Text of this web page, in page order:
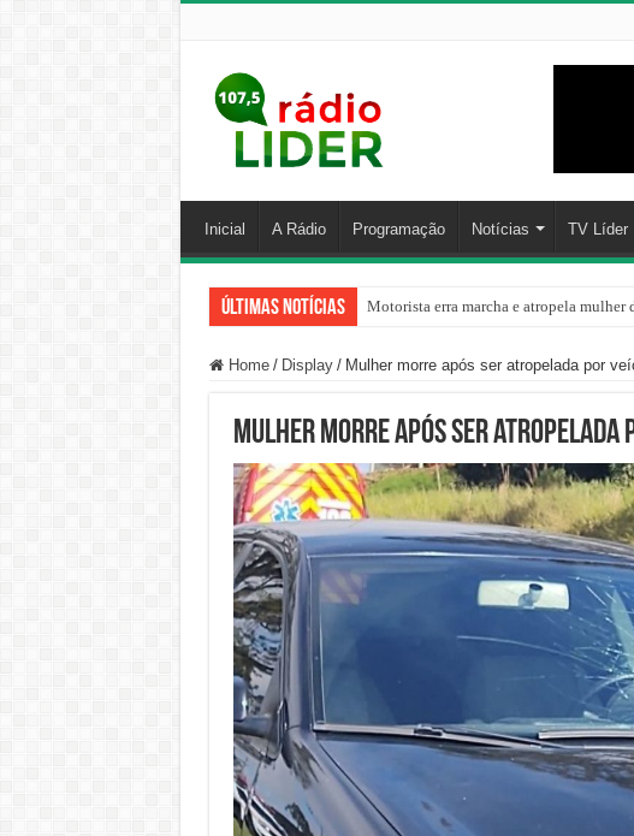
Inicial A Rádio Programação Notícias TV Líder
Últimas Notícias Motorista erra marcha e atropela mulher
Home / Display / Mulher morre após ser atropelada por
Mulher morre após ser atropelada